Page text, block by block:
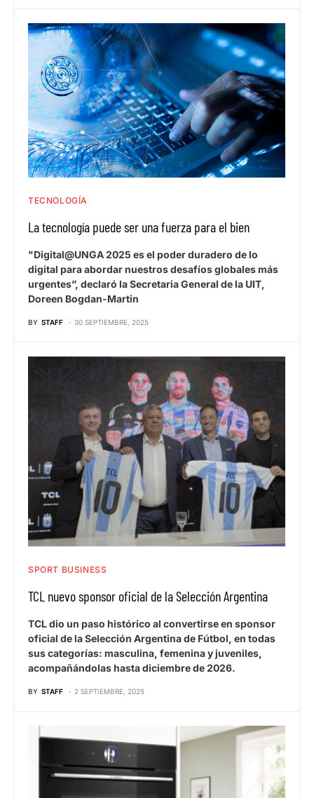
TECNOLOGÍA
La tecnología puede ser una fuerza para el bien
"Digital@UNGA 2025 es el poder duradero de lo
digital para abordar nuestros desafíos globales más
urgentes”, declaró la Secretaria General de la UIT,
Doreen Bogdan-Martin
BY STAFF 30 SEPTIEMBRE, 2025
SPORT BUSINESS
TCL nuevo sponsor oficial de la Selección Argentina
TCL dio un paso histórico al convertirse en sponsor
oficial de la Selección Argentina de Fútbol, en todas
sus categorías: masculina, femenina y juveniles,
acompañándolas hasta diciembre de 2026.
BY STAFF 2 SEPTIEMBRE, 2025